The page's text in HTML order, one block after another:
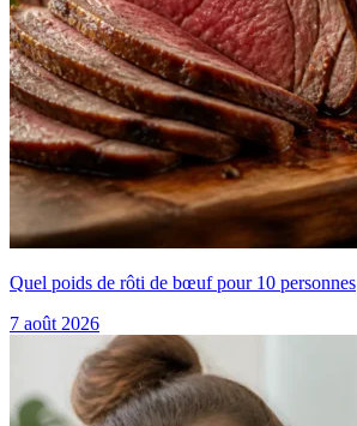
Quel poids de rôti de bœuf pour 10 personnes
7 août 2026